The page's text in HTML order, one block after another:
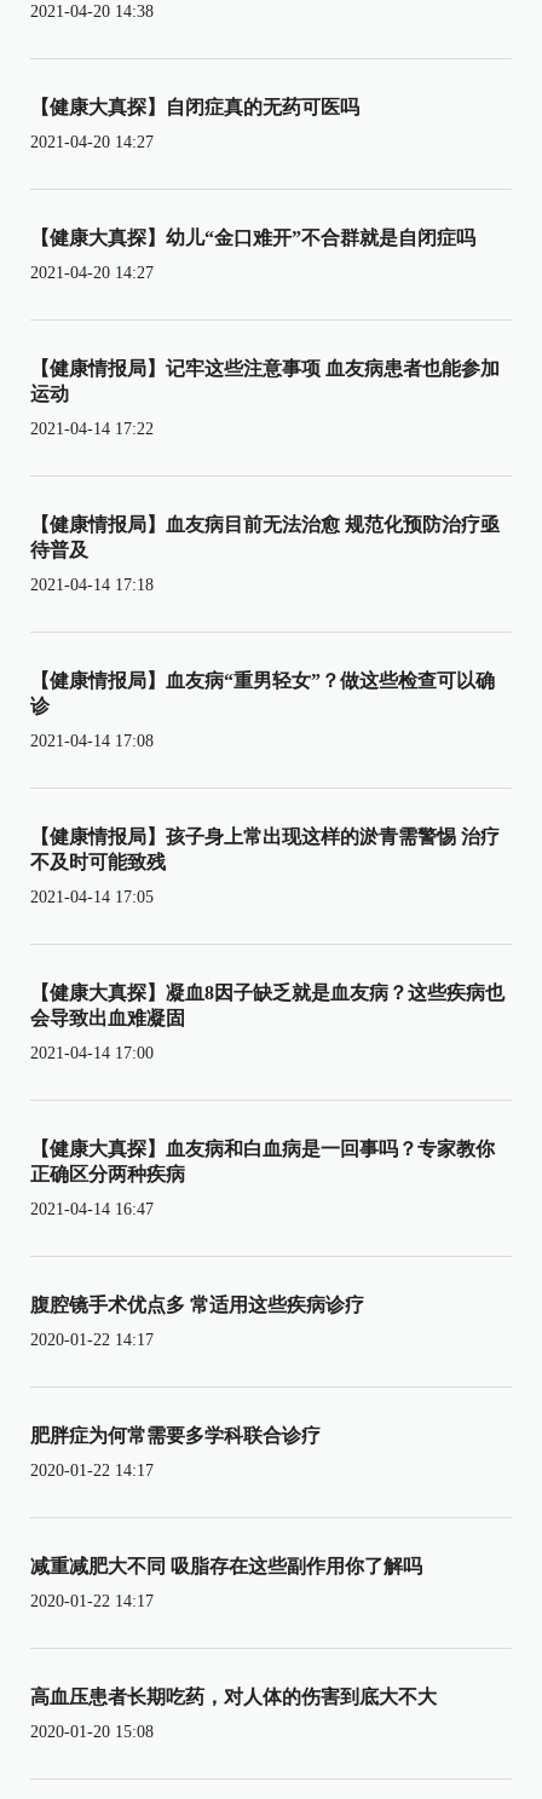
2021-04-20 14:38
【健康大真探】自闭症真的无药可医吗
2021-04-20 14:27
【健康大真探】幼儿“金口难开”不合群就是自闭症吗
2021-04-20 14:27
【健康情报局】记牢这些注意事项 血友病患者也能参加
运动
2021-04-14 17:22
【健康情报局】血友病目前无法治愈 规范化预防治疗亟
待普及
2021-04-14 17:18
【健康情报局】血友病“重男轻女”？做这些检查可以确
诊
2021-04-14 17:08
【健康情报局】孩子身上常出现这样的淤青需警惕 治疗
不及时可能致残
2021-04-14 17:05
【健康大真探】凝血8因子缺乏就是血友病？这些疾病也
会导致出血难凝固
2021-04-14 17:00
【健康大真探】血友病和白血病是一回事吗？专家教你
正确区分两种疾病
2021-04-14 16:47
腹腔镜手术优点多 常适用这些疾病诊疗
2020-01-22 14:17
肥胖症为何常需要多学科联合诊疗
2020-01-22 14:17
减重减肥大不同 吸脂存在这些副作用你了解吗
2020-01-22 14:17
高血压患者长期吃药，对人体的伤害到底大不大
2020-01-20 15:08